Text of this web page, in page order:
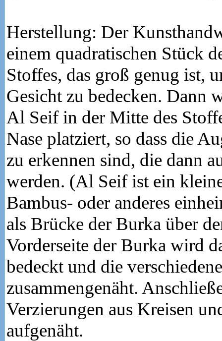
Herstellung: Der
einem quadratischen Stück
Stoffes, das groß genug ist,
Gesicht zu bedecken. Dann
Al Seif in der Mitte des
Nase platziert, so dass die
zu erkennen sind, die dann
werden. (Al Seif ist ein
Bambus- oder anderes
als Brücke der Burka über
Vorderseite der Burka wird
bedeckt und die
zusammengenäht.
Verzierungen aus Kreisen
aufgenäht.